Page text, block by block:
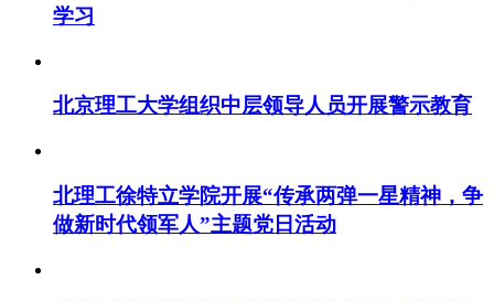
学习
北京理工大学组织中层领导人员开展警示教育
北理工徐特立学院开展“传承两弹一星精神，争
做新时代领军人”主题党日活动